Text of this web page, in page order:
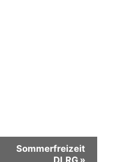
Sommerfreizeit